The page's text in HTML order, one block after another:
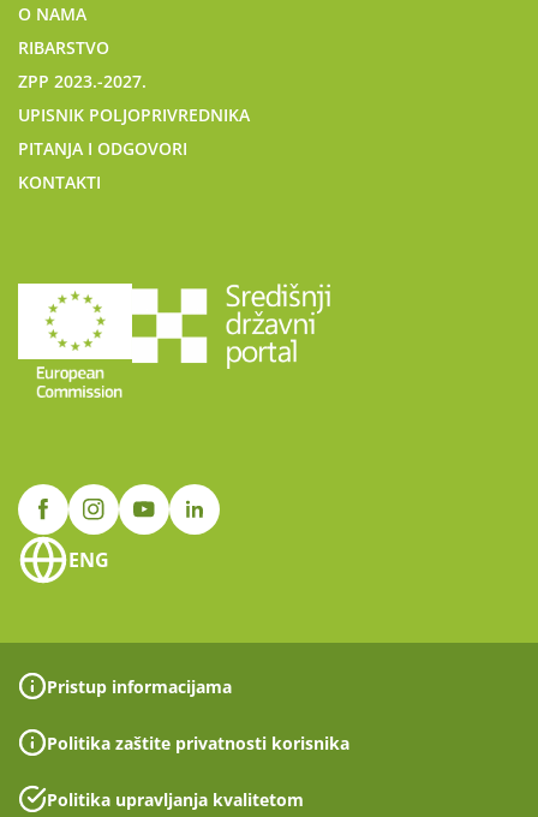
O NAMA
RIBARSTVO
ZPP 2023.-2027.
UPISNIK POLJOPRIVREDNIKA
PITANJA I ODGOVORI
KONTAKTI
ENG
Pristup informacijama
Politika zaštite privatnosti korisnika
Politika upravljanja kvalitetom